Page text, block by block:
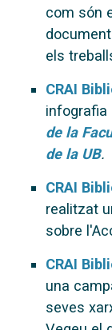
com són
els
CRAI
infografia
de la
de la UB.
CRAI
realitzat
sobre
CRAI
una
seves